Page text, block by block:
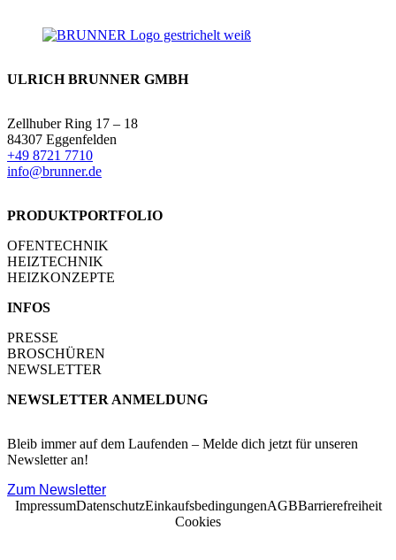
ULRICH BRUNNER GMBH
Zellhuber Ring 17 – 18
84307 Eggenfelden
+49 8721 7710
info@brunner.de
PRODUKTPORTFOLIO
OFENTECHNIK
HEIZTECHNIK
HEIZKONZEPTE
INFOS
PRESSE
BROSCHÜREN
NEWSLETTER
NEWSLETTER ANMELDUNG
Bleib immer auf dem Laufenden – Melde dich jetzt für unseren
Newsletter an!
Zum Newsletter
ImpressumDatenschutzEinkaufsbedingungenAGBBarrierefreiheit
Cookies